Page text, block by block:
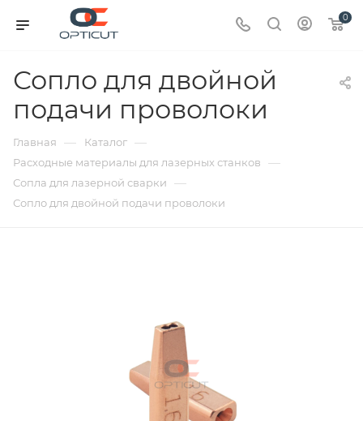
0
Сопло для двойной
подачи проволоки
Главная — Каталог —
Расходные материалы для лазерных станков —
Сопла для лазерной сварки —
Сопло для двойной подачи проволоки